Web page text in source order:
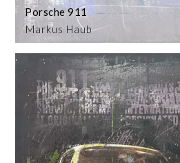
Markus Haub
Porsche 911